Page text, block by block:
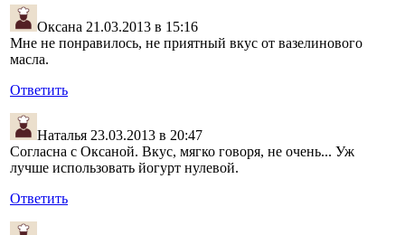
Оксана 21.03.2013 в 15:16
Мне не понравилось, не приятный вкус от вазелинового
масла.
Ответить
Наталья 23.03.2013 в 20:47
Согласна с Оксаной. Вкус, мягко говоря, не очень... Уж
лучше использовать йогурт нулевой.
Ответить